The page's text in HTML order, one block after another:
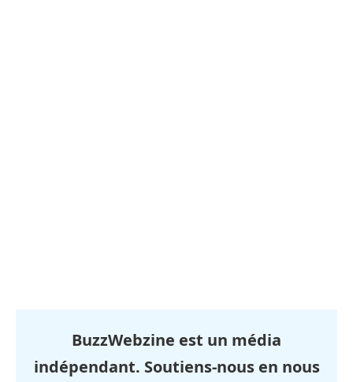
BuzzWebzine est un média
indépendant. Soutiens-nous en nous